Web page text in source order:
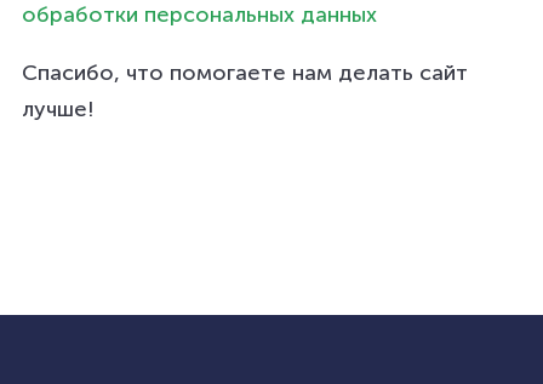
обработки персональных данных
Спасибо, что помогаете нам делать сайт
лучше!